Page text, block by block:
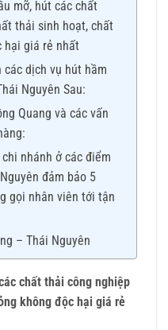
mỡ, hút các chất
thải sinh hoạt, chất
hại giá rẻ nhất
các dịch vụ hút hầm
Nguyên Sau:
Quang và các vấn
nhánh ở các điểm
đảm bảo 5
gọi nhân viên tới tận
– Thái Nguyên
chất thải công nghiệp
không độc hại giá rẻ